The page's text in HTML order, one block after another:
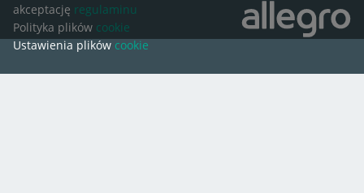
akceptację regulaminu
Polityka plików cookie
Ustawienia plików cookie